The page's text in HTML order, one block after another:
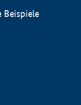
Beispiele